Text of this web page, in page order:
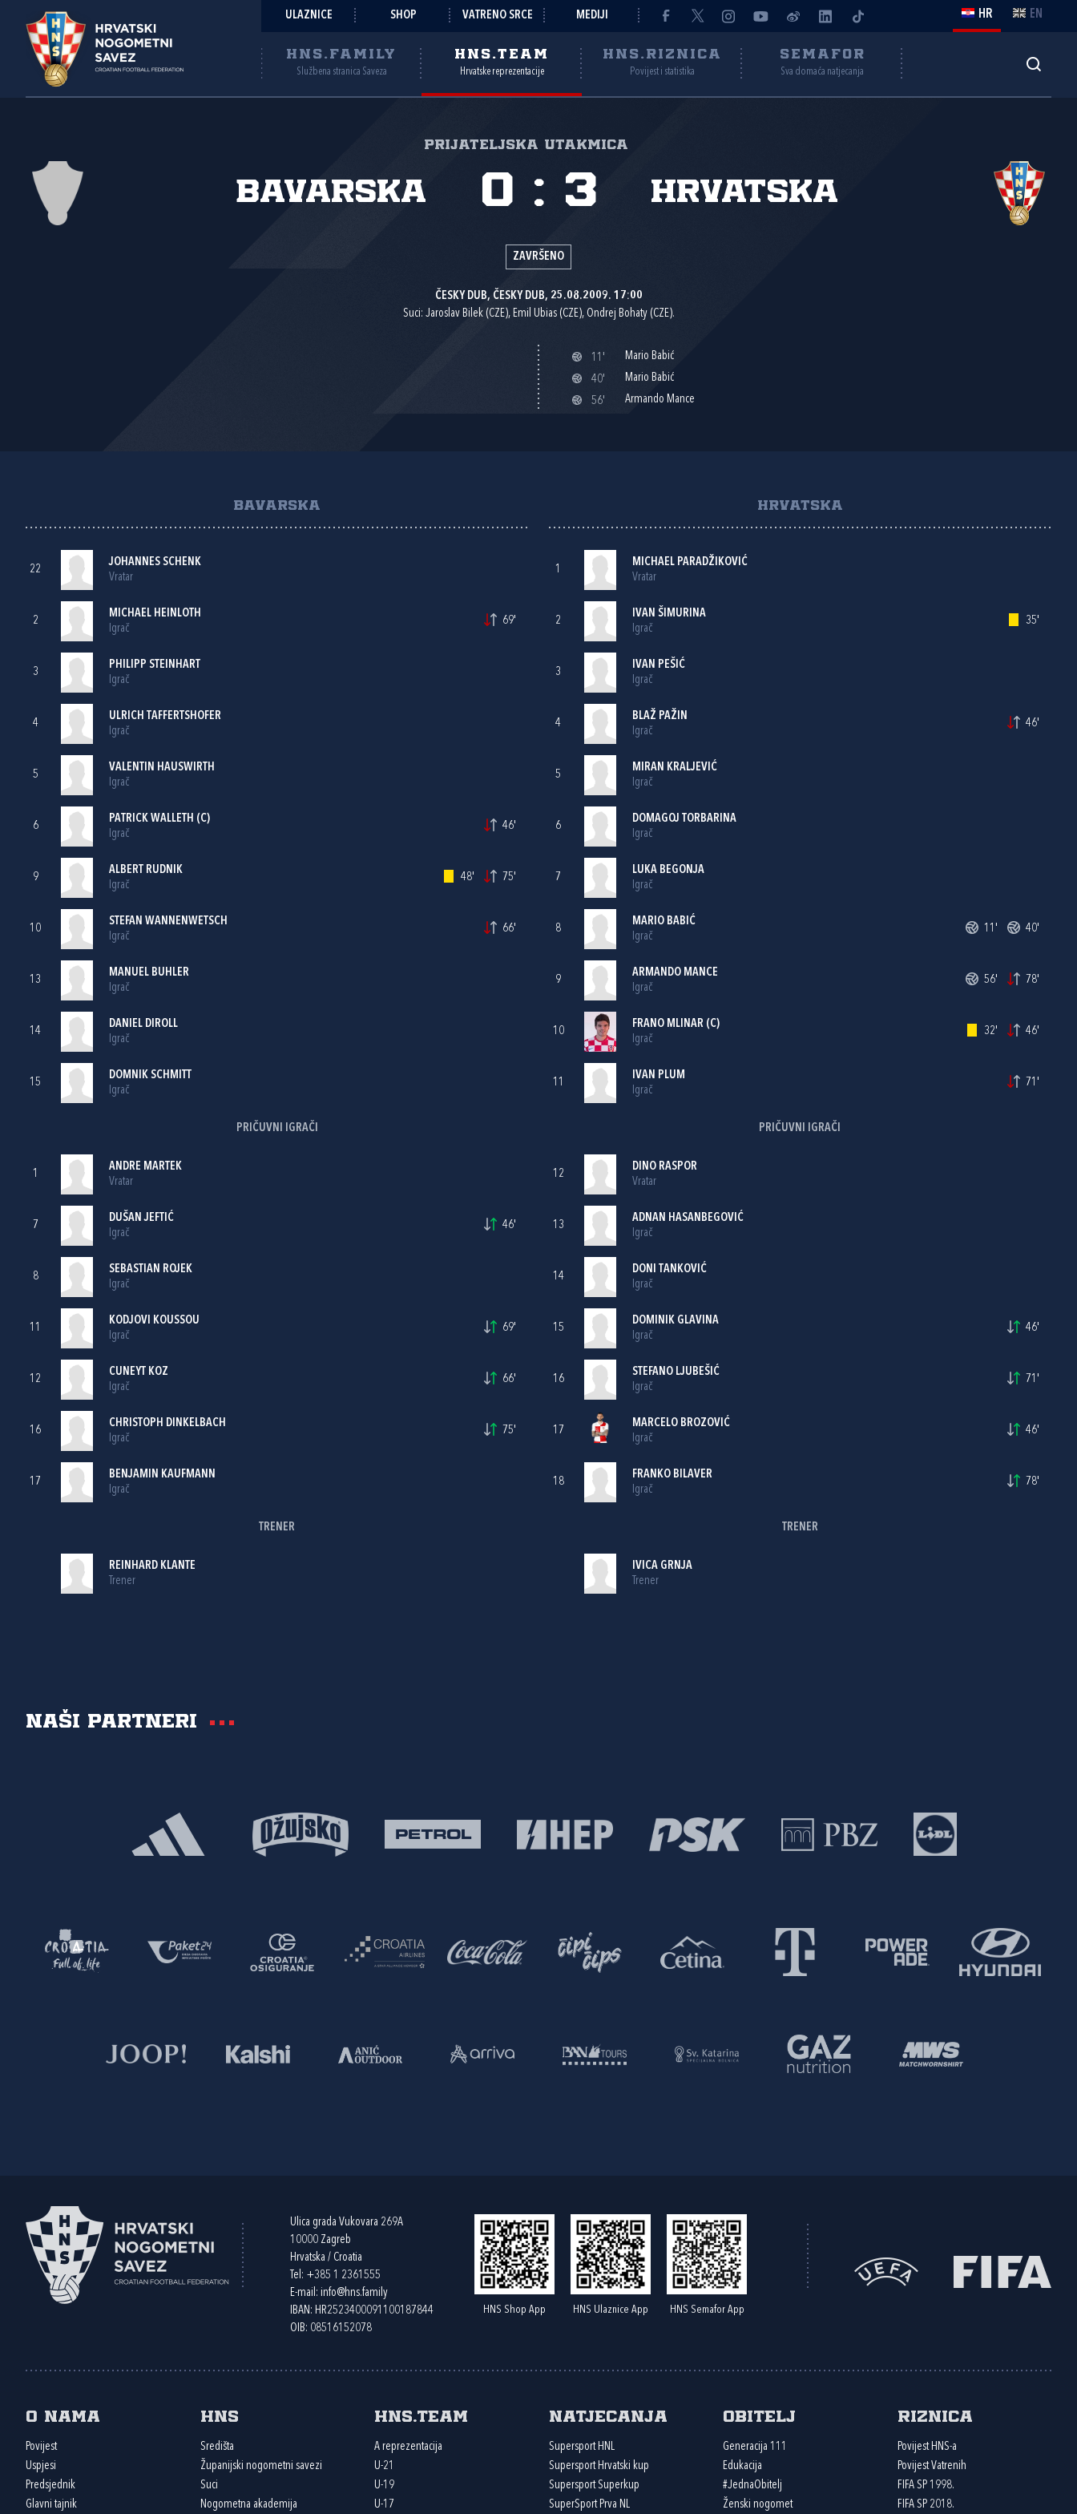
ULAZNICE SHOP VATRENO SRCE MEDIJI HR EN
HNS.FAMILY
Službena stranica Saveza
HNS.TEAM
Hrvatske reprezentacije
HNS.RIZNICA
Povijest i statistika
SEMAFOR
Sva domaća natjecanja
Prijateljska utakmica
Bavarska Hrvatska
0 : 3
ZAVRŠENO
ČESKY DUB, ČESKY DUB, 25.08.2009. 17:00
Suci: Jaroslav Bilek (CZE), Emil Ubias (CZE), Ondrej Bohaty (CZE).
11'
Mario Babić
40'
Mario Babić
56'
Armando Mance
BAVARSKA
22
JOHANNES SCHENK
Vratar
2
MICHAEL HEINLOTH
Igrač
69'
3
PHILIPP STEINHART
Igrač
4
ULRICH TAFFERTSHOFER
Igrač
5
VALENTIN HAUSWIRTH
Igrač
6
PATRICK WALLETH (C)
Igrač
46'
9
ALBERT RUDNIK
Igrač
48' 75'
10
STEFAN WANNENWETSCH
Igrač
66'
13
MANUEL BUHLER
Igrač
14
DANIEL DIROLL
Igrač
15
DOMNIK SCHMITT
Igrač
PRIČUVNI IGRAČI
1
ANDRE MARTEK
Vratar
7
DUŠAN JEFTIĆ
Igrač
46'
8
SEBASTIAN ROJEK
Igrač
11
KODJOVI KOUSSOU
Igrač
69'
12
CUNEYT KOZ
Igrač
66'
16
CHRISTOPH DINKELBACH
Igrač
75'
17
BENJAMIN KAUFMANN
Igrač
TRENER
REINHARD KLANTE
Trener
HRVATSKA
1
MICHAEL PARADŽIKOVIĆ
Vratar
2
IVAN ŠIMURINA
Igrač
35'
3
IVAN PEŠIĆ
Igrač
4
BLAŽ PAŽIN
Igrač
46'
5
MIRAN KRALJEVIĆ
Igrač
6
DOMAGOJ TORBARINA
Igrač
7
LUKA BEGONJA
Igrač
8
MARIO BABIĆ
Igrač
11' 40'
9
ARMANDO MANCE
Igrač
56' 78'
10
FRANO MLINAR (C)
Igrač
32' 46'
11
IVAN PLUM
Igrač
71'
PRIČUVNI IGRAČI
12
DINO RASPOR
Vratar
13
ADNAN HASANBEGOVIĆ
Igrač
14
DONI TANKOVIĆ
Igrač
15
DOMINIK GLAVINA
Igrač
46'
16
STEFANO LJUBEŠIĆ
Igrač
71'
17
MARCELO BROZOVIĆ
Igrač
46'
18
FRANKO BILAVER
Igrač
78'
TRENER
IVICA GRNJA
Trener
Naši partneri
Ulica grada Vukovara 269A
10000 Zagreb
Hrvatska / Croatia
Tel: +385 1 2361555
E-mail: info@hns.family
IBAN: HR2523400091100187844
OIB: 08516152078
HNS Shop App HNS Ulaznice App HNS Semafor App
O nama
Povijest
Uspjesi
Predsjednik
Glavni tajnik
HNS
Središta
Županijski nogometni savezi
Suci
Nogometna akademija
HNS.team
A reprezentacija
U-21
U-19
U-17
Natjecanja
Supersport HNL
Supersport Hrvatski kup
Supersport Superkup
SuperSport Prva NL
Obitelj
Generacija 111
Edukacija
#JednaObitelj
Ženski nogomet
Riznica
Povijest HNS-a
Povijest Vatrenih
FIFA SP 1998.
FIFA SP 2018.